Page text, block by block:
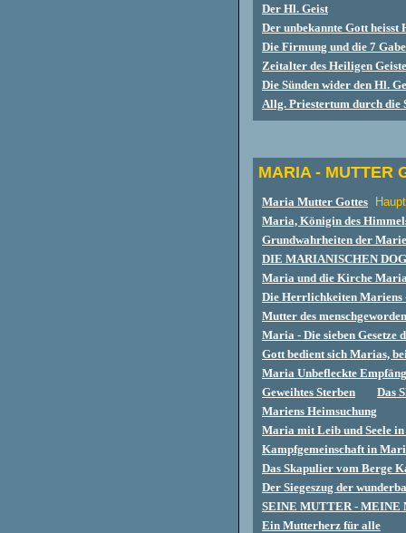
Der Hl. Geist
Der unbekannte Gott heisst
Die Firmung und die 7
Zeitalter des Heiligen
Die Sünden wider den Hl.
Allg. Priestertum durch die
MARIA - MUTTER
Maria Mutter Gottes
Maria, Königin des
Grundwahrheiten der M
DIE MARIANISCHEN
Maria und die Kirche
Die Herrlichkeiten
Mutter des
Maria - Die sieben Gesetze
Gott bedient sich Marias,
Maria Unbefleckte
Geweihtes Sterben
Das
Mariens Heimsuchung
Maria mit Leib und Seele
Kampfgemeinschaft in
Das Skapulier vom Berge
Der Siegeszug der
SEINE MUTTER - MEINE
Ein Mutterherz für alle